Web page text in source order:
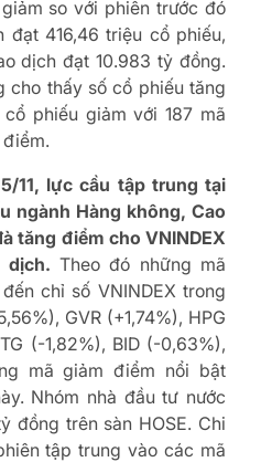
so với phiên trước đó
416,46 triệu cổ phiếu,
dịch đạt 10.983 tỷ đồng.
cho thấy số cổ phiếu tăng
phiếu giảm với 187 mã
11, lực cầu tập trung tại
ngành Hàng không, Cao
tăng điểm cho VNINDEX
dịch. Theo đó những mã
chỉ số VNINDEX trong
GVR (+1,74%), HPG
(-1,82%), BID (-0,63%),
mã giảm điểm nổi bật
Nhóm nhà đầu tư nước
đồng trên sàn HOSE. Chi
tập trung vào các mã